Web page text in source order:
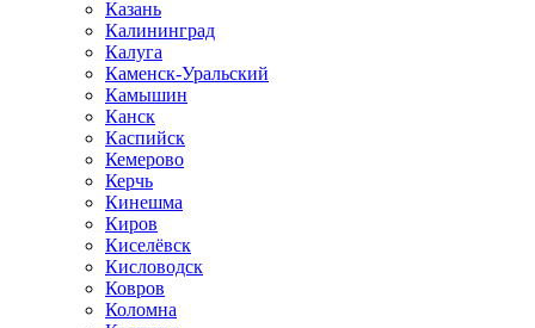
Казань
Калининград
Калуга
Каменск-Уральский
Камышин
Канск
Каспийск
Кемерово
Керчь
Кинешма
Киров
Киселёвск
Кисловодск
Ковров
Коломна